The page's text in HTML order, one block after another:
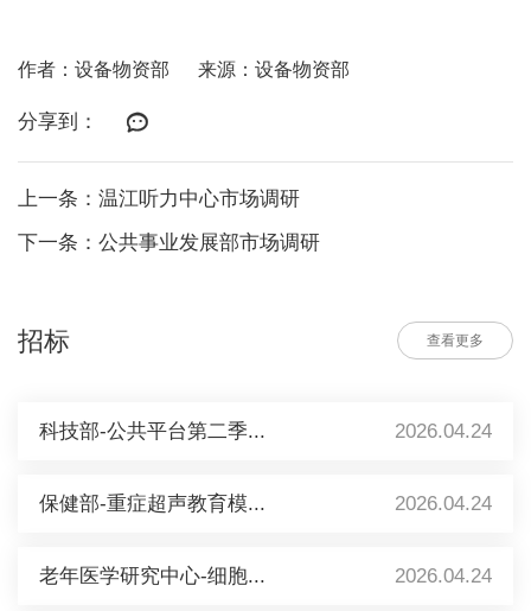
作者：设备物资部 来源：设备物资部
分享到：
上一条：温江听力中心市场调研
下一条：公共事业发展部市场调研
招标 查看更多
科技部-公共平台第二季... 2026.04.24
保健部-重症超声教育模... 2026.04.24
老年医学研究中心-细胞... 2026.04.24